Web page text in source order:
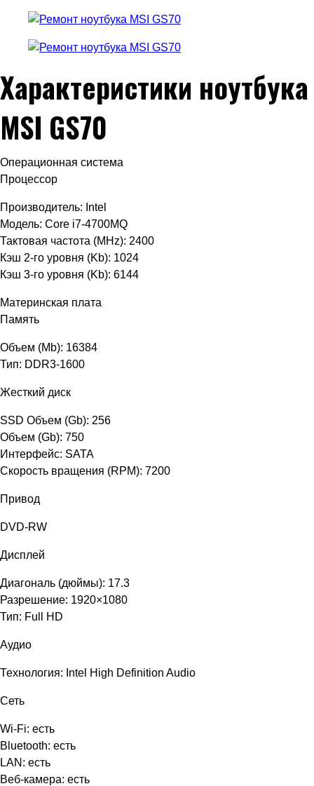
Характеристики ноутбука
MSI GS70
Операционная система
Процессор
Производитель: Intel
Модель: Core i7-4700MQ
Тактовая частота (MHz): 2400
Кэш 2-го уровня (Kb): 1024
Кэш 3-го уровня (Kb): 6144
Материнская плата
Память
Объем (Mb): 16384
Тип: DDR3-1600
Жесткий диск
SSD Объем (Gb): 256
Объем (Gb): 750
Интерфейс: SATA
Скорость вращения (RPM): 7200
Привод
DVD-RW
Дисплей
Диагональ (дюймы): 17.3
Разрешение: 1920×1080
Тип: Full HD
Аудио
Технология: Intel High Definition Audio
Сеть
Wi-Fi: есть
Bluetooth: есть
LAN: есть
Веб-камера: есть